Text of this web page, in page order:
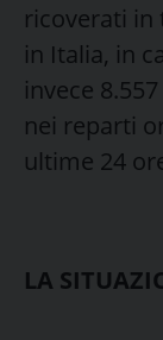
ricoverati in
in Italia, in
invece
nei reparti
ultime 24
LA